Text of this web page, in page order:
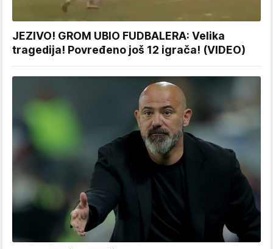
JEZIVO! GROM UBIO FUDBALERA: Velika
tragedija! Povređeno još 12 igrača! (VIDEO)